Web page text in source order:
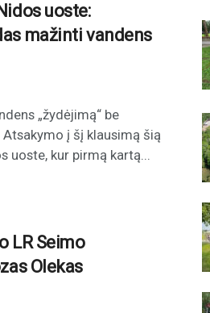
uoste:
mažinti vandens
„žydėjimą“ be
į šį klausimą šią
uoste, kur pirmą kartą...
LR Seimo
Olekas